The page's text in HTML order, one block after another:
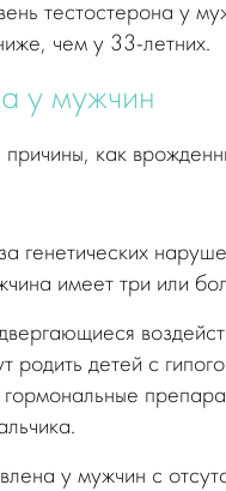
тестостерона у
чем у 33-летних.
у мужчин
как
генетических
имеет три или
родить детей с
у мужчин с